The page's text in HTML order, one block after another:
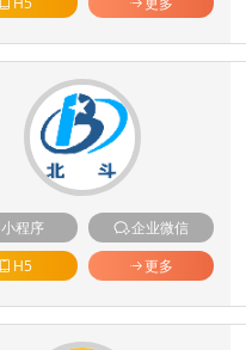
小程序
企业微信
H5
更多